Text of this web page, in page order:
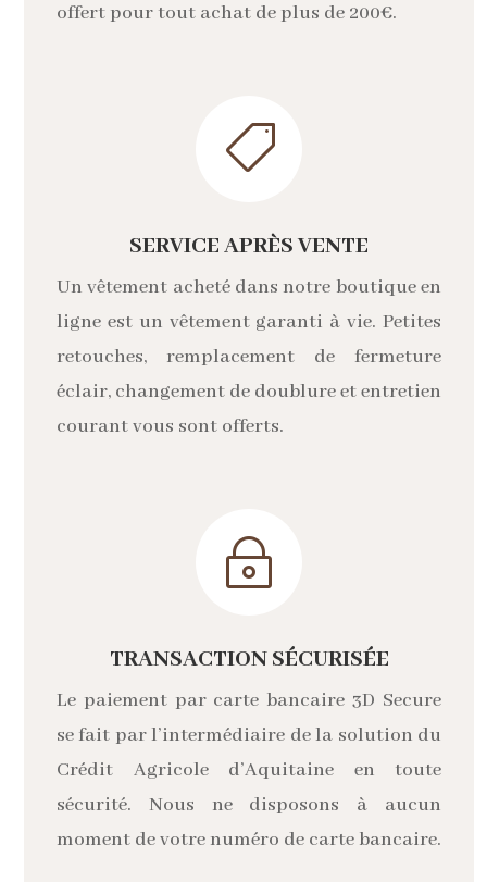
offert pour tout achat de plus de 200€.

SERVICE APRÈS VENTE
Un vêtement acheté dans notre boutique en
ligne est un vêtement garanti à vie. Petites
retouches, remplacement de fermeture
éclair, changement de doublure et entretien
courant vous sont offerts.
~
TRANSACTION SÉCURISÉE
Le paiement par carte bancaire 3D Secure
se fait par l’intermédiaire de la solution du
Crédit Agricole d’Aquitaine en toute
sécurité. Nous ne disposons à aucun
moment de votre numéro de carte bancaire.